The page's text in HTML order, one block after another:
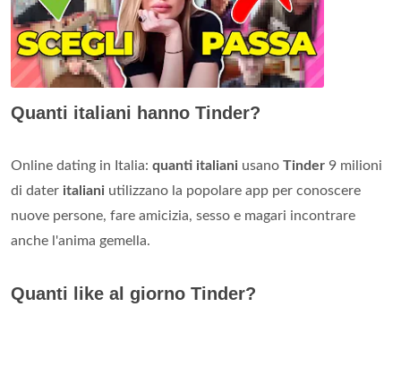
Quanti italiani hanno Tinder?
Online dating in Italia: quanti italiani usano Tinder 9 milioni
di dater italiani utilizzano la popolare app per conoscere
nuove persone, fare amicizia, sesso e magari incontrare
anche l'anima gemella.
Quanti like al giorno Tinder?